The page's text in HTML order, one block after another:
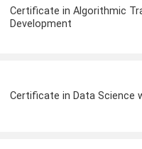
Certificate in Algorithmic
Development
Certificate in Data Science